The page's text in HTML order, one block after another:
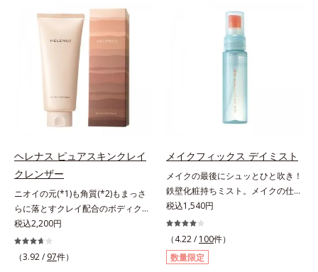
瞬間、保湿成分が浸透しうるおいを
与えます。キメを整え、磨かれたよ
うな透明感とツヤを生み出すこと
で、“つるん”とした光のヴェールを
まとったような仕上がりに。*1 ス
キンフィットカラー成分（酸化チタ
ン、酸化鉄、ステアロイルグルタミ
ン酸2Na）配合＝自然な仕上がりで
肌悩みをカバーする粉体*2 角層ま
させる設計のこと
みずしい発色が続きます。また色素
による唇の乾燥を防ぐため、一部の
色素に特殊コーティング処理(*4)を
施し、さらに3種のうるおい・保護
成分(*5)も配合。しっとり感をキー
プし、ぷるんとした唇に。さっとひ
と塗りするだけで、くすみやすい大
人の肌に血色感を与え、唇を自然に
効果による*2 水添ポリイソブテン
*3 色みのこと*4 トリエトキシカプ
リリルシラン配合＝保湿成分*5 ス
クワラン、ヒアルロン酸Na、加水
分解コラーゲン
修成分(*1)が髪の内部まで浸透。さ
らに毛髪保護成分がダメージを受け
ている部位に吸着して、キューティ
クル表面をリペア。髪の内外にアプ
ローチして、乾燥などの外的刺激か
ら守り抜き、ダメージ(*2)を立て直
し(*3)ます。お風呂でシャンプー後
に適量を髪になじませ、置き時間は
軽さで、毛先までするんっとまとま
おうツヤ髪を叶えます。*1 毛髪補
修成分（イソステアリン酸、イソス
テアロイル加水分解コラーゲン、イ
ソステアロイル加水分解シルク、ス
フィンゴ糖脂質、トコフェロール、
グリセリン、糖脂質、BG、イソス
ヘレナス ピュアスキンクレイ
クレンザー
ニオイの元(*1)も角質(*2)もまっさ
らに落とすクレイ配合のボディクレ
ンザー。「へレナス」は、スキンケ
アに強みのあるオルビスとフレグラ
ンスを愛するセントピアによる共同
税込2,200円
（3.92 / 97件）
メイクフィックス デイミスト
メイクの最後にシュッとひと吹き！
鉄壁化粧持ちミスト。メイクの仕上
げにシュッとひと吹き。肌とメイク
の密着感をピタッと高め、メイクく
ずれを防ぎ、化粧持ちをアップさせ
るミストタイプの化粧水です。くず
れ防止成分(*1)を含む層と美容成分
税込1,540円
（4.22 / 100件）
数量限定